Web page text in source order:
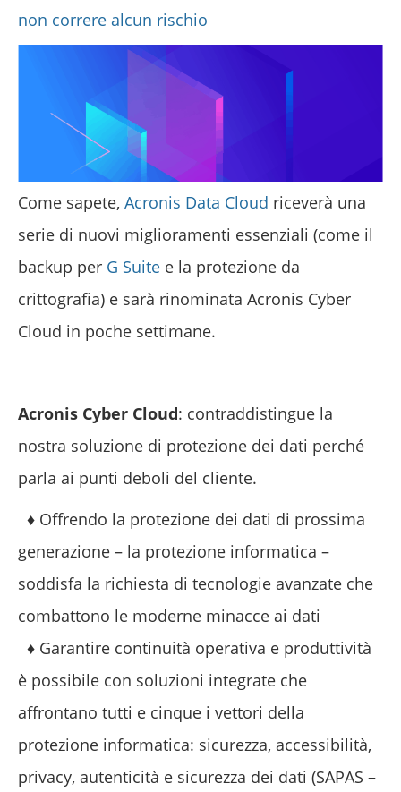
non correre alcun rischio
Come sapete, Acronis Data Cloud riceverà una
serie di nuovi miglioramenti essenziali (come il
backup per G Suite e la protezione da
crittografia) e sarà rinominata Acronis Cyber
Cloud in poche settimane.
Acronis Cyber Cloud: contraddistingue la
nostra soluzione di protezione dei dati perché
parla ai punti deboli del cliente.
♦ Offrendo la protezione dei dati di prossima
generazione – la protezione informatica –
soddisfa la richiesta di tecnologie avanzate che
combattono le moderne minacce ai dati
♦ Garantire continuità operativa e produttività
è possibile con soluzioni integrate che
affrontano tutti e cinque i vettori della
protezione informatica: sicurezza, accessibilità,
privacy, autenticità e sicurezza dei dati (SAPAS –